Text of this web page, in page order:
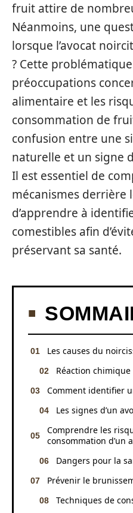
fruit attire de
Néanmoins, une
lorsque l’avocat
? Cette
préoccupations
alimentaire et les
consommation de
confusion entre une
naturelle et un signe
Il est essentiel de
mécanismes derrière
d’apprendre à
comestibles afin
préservant sa santé.
Les causes du
Réaction chimique
Comment identifier
Les signes d’un
Comprendre les
consommation d’un
Dangers pour la
Prévenir le
Techniques de